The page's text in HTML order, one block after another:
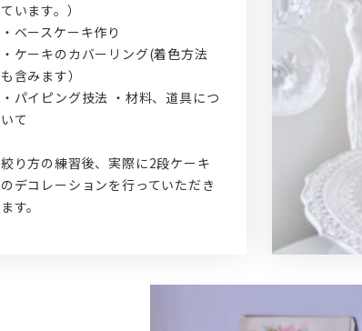
ています。）
・ベースケーキ作り
・ケーキのカバーリング(着色方法
も含みます）
・パイピング技法 ・材料、道具につ
いて
絞り方の練習後、実際に2段ケーキ
のデコレーションを行っていただき
ます。